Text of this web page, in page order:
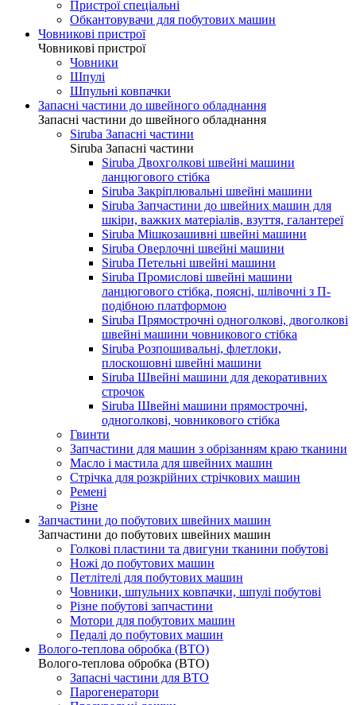
Пристрої спеціальні
Обкантовувачи для побутових машин
Човникові пристрої
Човникові пристрої
Човники
Шпулі
Шпульні ковпачки
Запасні частини до швейного обладнання
Запасні частини до швейного обладнання
Siruba Запасні частини
Siruba Запасні частини
Siruba Двохголкові швейні машини
ланцюгового стібка
Siruba Закріплювальні швейні машини
Siruba Запчастини до швейних машин для
шкіри, важких матеріалів, взуття, галантереї
Siruba Мішкозашивні швейні машини
Siruba Оверлочні швейні машини
Siruba Петельні швейні машини
Siruba Промислові швейні машини
ланцюгового стібка, поясні, шлівочні з П-
подібною платформою
Siruba Прямострочні одноголкові, двоголкові
швейні машини човникового стібка
Siruba Розпошивальні, флетлоки,
плоскошовні швейні машини
Siruba Швейні машини для декоративних
строчок
Siruba Швейні машини прямострочні,
одноголкові, човникового стібка
Гвинти
Запчастини для машин з обрізанням краю тканини
Масло і мастила для швейних машин
Стрічка для розкрійних стрічкових машин
Ремені
Різне
Запчастини до побутових швейних машин
Запчастини до побутових швейних машин
Голкові пластини та двигуни тканини побутові
Ножі до побутових машин
Петлітелі для побутових машин
Човники, шпульних ковпачки, шпулі побутові
Різне побутові запчастини
Мотори для побутових машин
Педалі до побутових машин
Волого-теплова обробка (ВТО)
Волого-теплова обробка (ВТО)
Запасні частини для ВТО
Парогенератори